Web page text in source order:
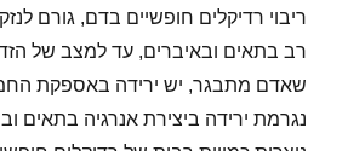
ריבוי רדיקלים חופשיים בדם, גורם
רב בתאים ובאיברים, עד למצב של
שאדם מתבגר, יש ירידה באספקת
נגרמת ירידה ביצירת אנרגיה בתאים